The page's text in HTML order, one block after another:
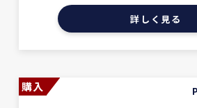
詳しく見る
購入